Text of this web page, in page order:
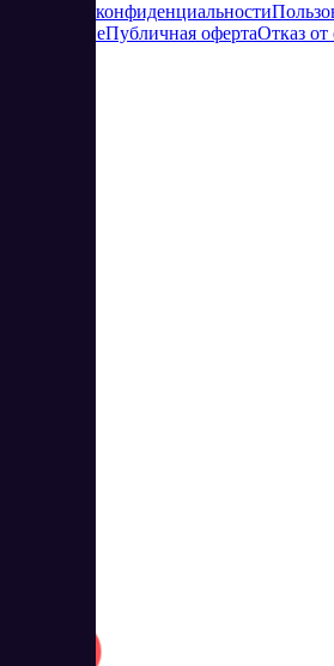
Политика конфиденциальности
соглашениеПубличная офертаОтказ от